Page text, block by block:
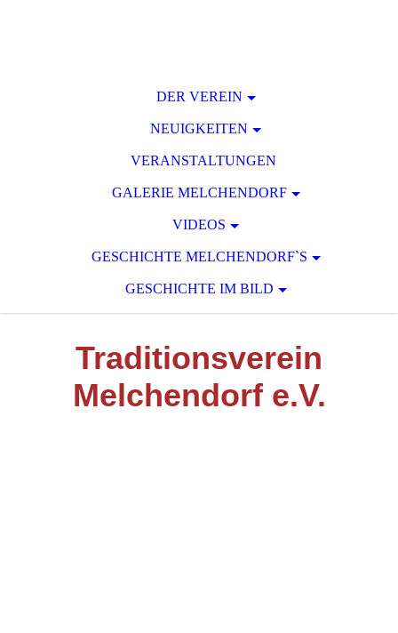
DER VEREIN
NEUIGKEITEN
VERANSTALTUNGEN
GALERIE MELCHENDORF
VIDEOS
GESCHICHTE MELCHENDORF`S
GESCHICHTE IM BILD
Traditionsverein
Melchendorf e.V.